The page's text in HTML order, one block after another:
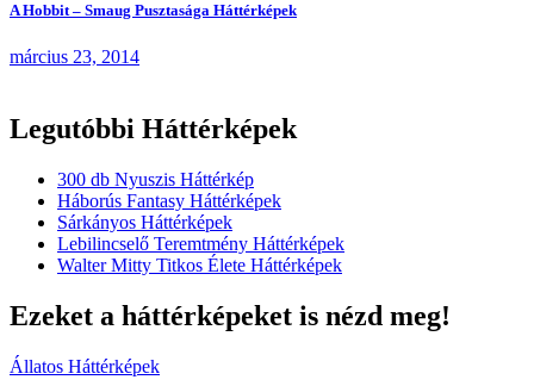
A Hobbit – Smaug Pusztasága Háttérképek
március 23, 2014
Legutóbbi Háttérképek
300 db Nyuszis Háttérkép
Háborús Fantasy Háttérképek
Sárkányos Háttérképek
Lebilincselő Teremtmény Háttérképek
Walter Mitty Titkos Élete Háttérképek
Ezeket a háttérképeket is nézd meg!
Állatos Háttérképek